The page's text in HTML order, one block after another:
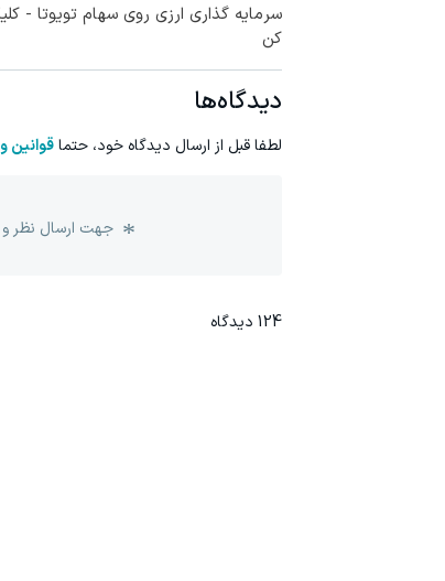
سرمایه گذاری ارزی روی سهام تویوتا -
کن
دیدگاه‌ها
لطفا قبل از ارسال دیدگاه خود، حتماقوانین
جهت ارسال نظر و
124 دیدگاه